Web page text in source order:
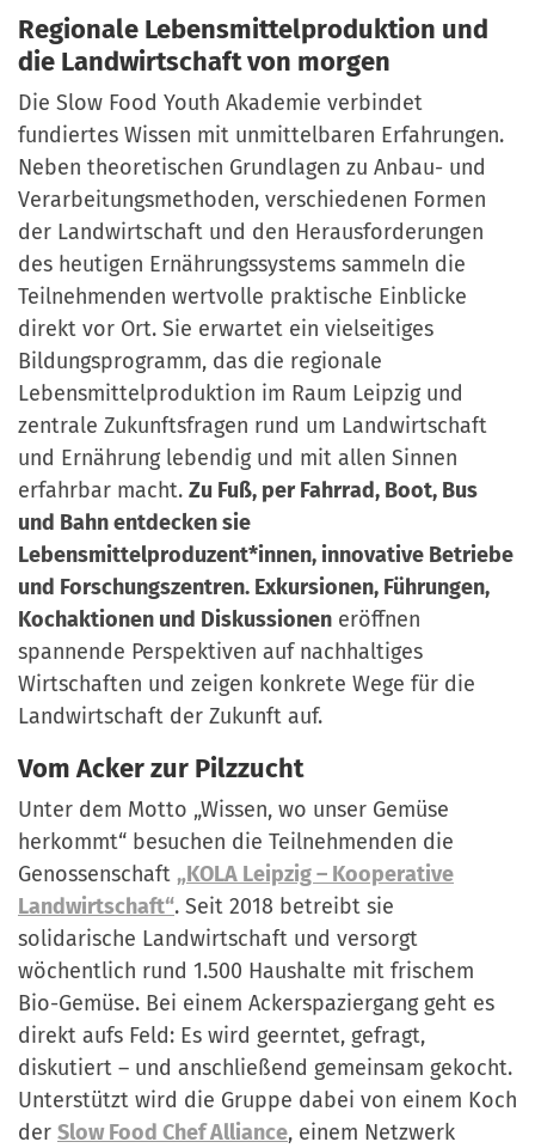
Regionale Lebensmittelproduktion und
die Landwirtschaft von morgen
Die Slow Food Youth Akademie verbindet
fundiertes Wissen mit unmittelbaren Erfahrungen.
Neben theoretischen Grundlagen zu Anbau- und
Verarbeitungsmethoden, verschiedenen Formen
der Landwirtschaft und den Herausforderungen
des heutigen Ernährungssystems sammeln die
Teilnehmenden wertvolle praktische Einblicke
direkt vor Ort. Sie erwartet ein vielseitiges
Bildungsprogramm, das die regionale
Lebensmittelproduktion im Raum Leipzig und
zentrale Zukunftsfragen rund um Landwirtschaft
und Ernährung lebendig und mit allen Sinnen
erfahrbar macht. Zu Fuß, per Fahrrad, Boot, Bus
und Bahn entdecken sie
Lebensmittelproduzent*innen, innovative Betriebe
und Forschungszentren. Exkursionen, Führungen,
Kochaktionen und Diskussionen eröffnen
spannende Perspektiven auf nachhaltiges
Wirtschaften und zeigen konkrete Wege für die
Landwirtschaft der Zukunft auf.
Vom Acker zur Pilzzucht
Unter dem Motto „Wissen, wo unser Gemüse
herkommt“ besuchen die Teilnehmenden die
Genossenschaft „KOLA Leipzig – Kooperative
Landwirtschaft“. Seit 2018 betreibt sie
solidarische Landwirtschaft und versorgt
wöchentlich rund 1.500 Haushalte mit frischem
Bio-Gemüse. Bei einem Ackerspaziergang geht es
direkt aufs Feld: Es wird geerntet, gefragt,
diskutiert – und anschließend gemeinsam gekocht.
Unterstützt wird die Gruppe dabei von einem Koch
der Slow Food Chef Alliance, einem Netzwerk